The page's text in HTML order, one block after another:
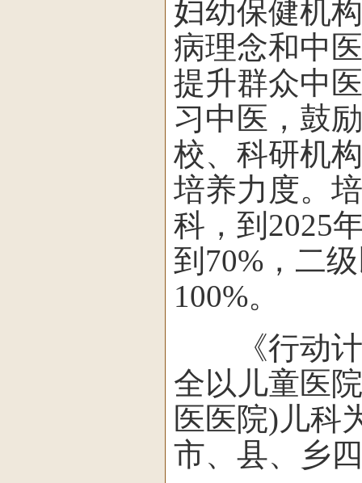
妇幼保健机
病理念和中
提升群众中
习中医，鼓
校、科研机
培养力度。
科，到2025
到70%，二
100%。
《行动计
全以儿童医
医医院)儿科
市、县、乡